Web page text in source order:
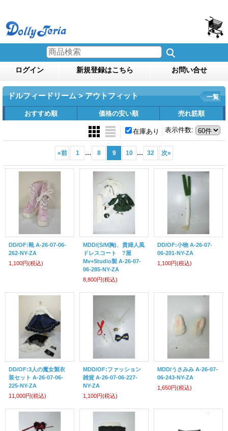
ログイン 新規登録はこちら お問い合せ
ドルフィードリーム > アウトフィット 一覧
おすすめ順 価格の安い順 売れ筋順
表示件数:
在庫あり
«前 1 ... 8 9 10 ... 32 次»
DD/OF:靴 A-26-07-06-
262-NY-ZA
1,100円(税込)
MDD/(S/M胸)、貴婦人風
ドレスコート ?屋
Mv+Studio製 A-26-07-
06-285-NY-ZA
8,800円(税込)
DD/OF:小物 A-26-07-
06-201-NY-ZA
1,100円(税込)
DD/OF:3人の魔女製衣
装セット A-26-07-06-
225-NY-ZA
11,000円(税込)
MDD/OF:ファッション
雑貨 A-26-07-06-227-
NY-ZA
1,100円(税込)
MDD/うさみみ A-26-07-
06-243-NY-ZA
1,650円(税込)